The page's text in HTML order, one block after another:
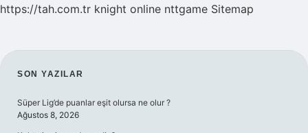
https://tah.com.tr knight online nttgame Sitemap
SIDEBAR
SON YAZILAR
Süper Lig’de puanlar eşit olursa ne olur ?
Ağustos 8, 2026